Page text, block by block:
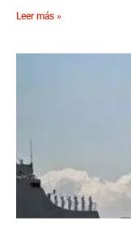
Leer más »